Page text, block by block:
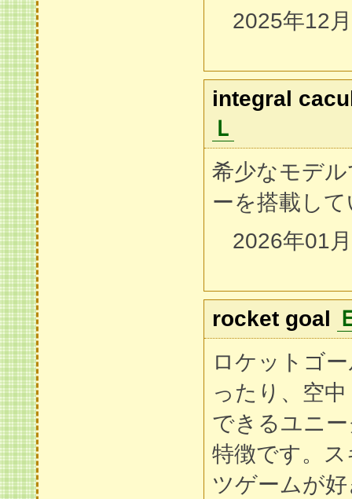
2025年12
integral
Ｌ
希少なモデ
ーを搭載し
2026年01
rocket goal
ロケットゴ
ったり、空
できるユニ
特徴です。
ツゲームが